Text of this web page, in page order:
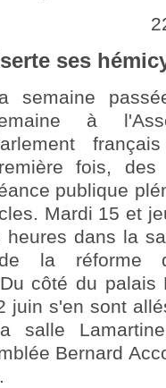
ses
semaine
à
fois,
publique
Mardi 15 et
heures dans la
la réforme
côté du
juin s'en sont
salle
Bernard